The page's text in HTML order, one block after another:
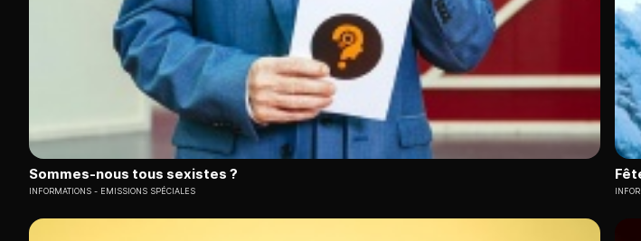
Sommes-nous tous sexistes ?
INFORMATIONS EMISSIONS SPÉCIALES